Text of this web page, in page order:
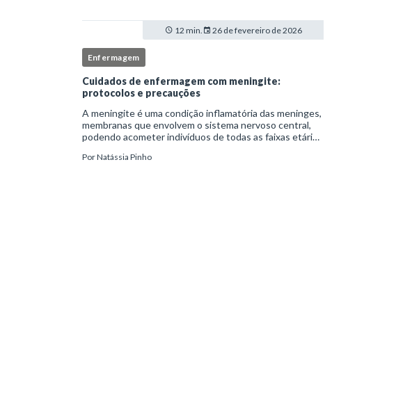
12 min. 26 de fevereiro de 2026
Enfermagem
Cuidados de enfermagem com meningite:
protocolos e precauções
A meningite é uma condição inflamatória das meninges,
membranas que envolvem o sistema nervoso central,
podendo acometer indivíduos de todas as faixas etárias
autolimitados até situações de extrem
PorNatássia Pinho